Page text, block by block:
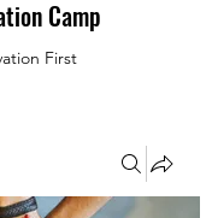
Camp
First